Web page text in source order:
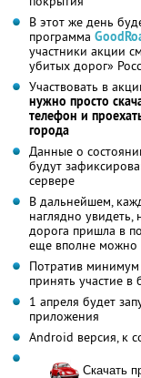
В этот же день
программа
участники акции
убитых дорог»
Участвовать в
нужно просто
телефон и
города
Данные о
будут
сервере
В дальнейшем,
наглядно
дорога пришла в
еще вполне можно
Потратив
принять участие
1 апреля будет
приложения
Android версия, к
Скачать